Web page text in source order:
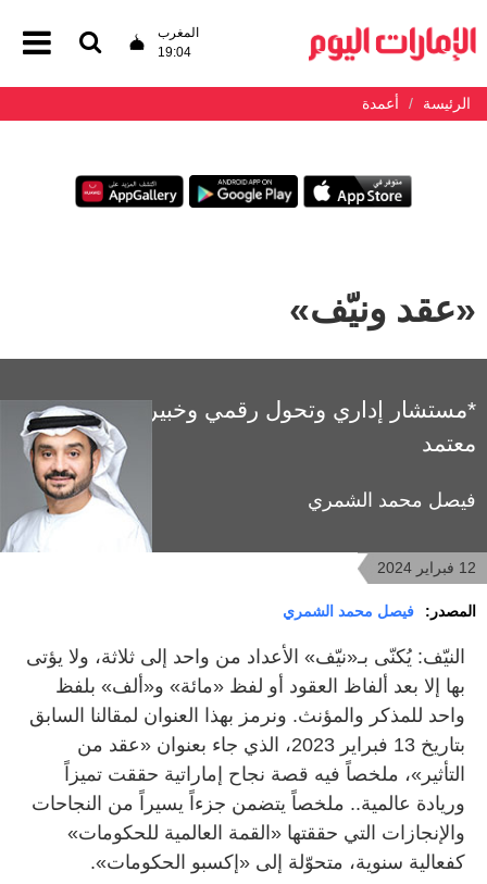
المغرب
19:04
الرئيسة أعمدة
«عقد ونيّف»
*مستشار إداري وتحول رقمي وخبير تميز مؤسسي
معتمد
فيصل محمد الشمري
12 فبراير 2024
المصدر: فيصل محمد الشمري
النيّف: يُكنّى بـ«نيّف» الأعداد من واحد إلى ثلاثة، ولا يؤتى
بها إلا بعد ألفاظ العقود أو لفظ «مائة» و«ألف» بلفظ
واحد للمذكر والمؤنث. ونرمز بهذا العنوان لمقالنا السابق
بتاريخ 13 فبراير 2023، الذي جاء بعنوان «عقد من
التأثير»، ملخصاً فيه قصة نجاح إماراتية حققت تميزاً
وريادة عالمية.. ملخصاً يتضمن جزءاً يسيراً من النجاحات
والإنجازات التي حققتها «القمة العالمية للحكومات»
كفعالية سنوية، متحوّلة إلى «إكسبو الحكومات».